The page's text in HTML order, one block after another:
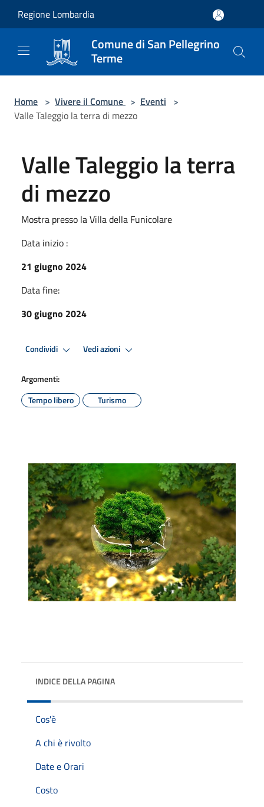
Regione Lombardia
Comune di San Pellegrino
Terme
Home > Vivere il Comune > Eventi >
Valle Taleggio la terra di mezzo
Valle Taleggio la terra
di mezzo
Mostra presso la Villa della Funicolare
Data inizio :
21 giugno 2024
Data fine:
30 giugno 2024
Condividi Vedi azioni
Argomenti:
Tempo libero
Turismo
INDICE DELLA PAGINA
Cos'è
A chi è rivolto
Date e Orari
Costo